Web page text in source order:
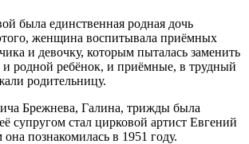
была единственная родная дочь
женщина воспитывала приёмных
и девочку, которым пыталась заменить
родной ребёнок, и приёмные, в трудный
родительницу.
Брежнева, Галина, трижды была
супругом стал цирковой артист Евгений
познакомилась в 1951 году.